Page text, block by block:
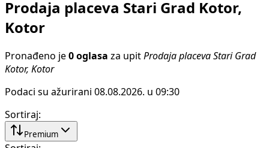
Prodaja placeva Stari Grad Kotor,
Kotor
Pronađeno je 0 oglasa za upit Prodaja placeva Stari Grad
Kotor, Kotor
Podaci su ažurirani 08.08.2026. u 09:30
Sortiraj:
Premium